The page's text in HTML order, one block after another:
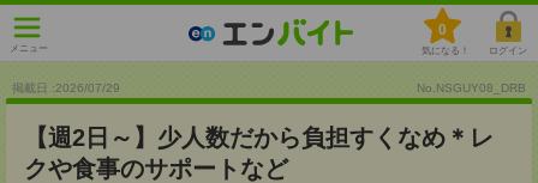
メニュー
0
気になる！ ログイン
掲載日 :2026/07/29 No.NSGUY08_DRB
【週2日～】少人数だから負担すくなめ＊レ
クや食事のサポートなど